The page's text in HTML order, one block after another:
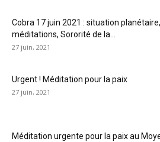
Cobra 17 juin 2021 : situation planétaire,
méditations, Sororité de la...
27 juin, 2021
Urgent ! Méditation pour la paix
27 juin, 2021
Méditation urgente pour la paix au